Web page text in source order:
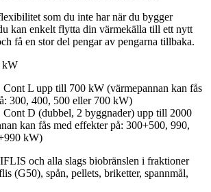
som du inte har när du bygger
kan enkelt flytta din värmekälla till ett nytt
få en stor del pengar av pengarna tillbaka.
kW
L upp till 700 kW (värmepannan kan fås
300, 400, 500 eller 700 kW)
D (dubbel, 2 byggnader) upp till 2000
kan fås med effekter på: 300+500, 990,
kW)
och alla slags biobränslen i fraktioner
(G50), spån, pellets, briketter, spannmål,